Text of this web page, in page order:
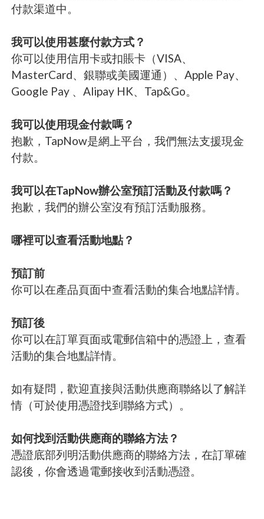
付款渠道中。
我可以使用甚麼付款方式？
你可以使用信用卡或扣賬卡（VISA、
MasterCard、銀聯或美國運通）、Apple Pay、
Google Pay 、Alipay HK、Tap&Go。
我可以使用現金付款嗎？
抱歉，TapNow是網上平台，我們無法支援現金
付款。
我可以在TapNow辦公室預訂活動及付款嗎？
抱歉，我們的辦公室沒有預訂活動服務。
哪裡可以查看活動地點？
預訂前
你可以在產品頁面中查看活動的集合地點詳情。
預訂後
你可以在訂單頁面或電郵信箱中的憑證上，查看
活動的集合地點詳情。
如有疑問，歡迎直接與活動供應商聯絡以了解詳
情（可於使用憑證找到聯絡方式）。
如何找到活動供應商的聯絡方法？
憑證底部列明活動供應商的聯絡方法，在訂單確
認後，你會透過電郵接收到活動憑證。